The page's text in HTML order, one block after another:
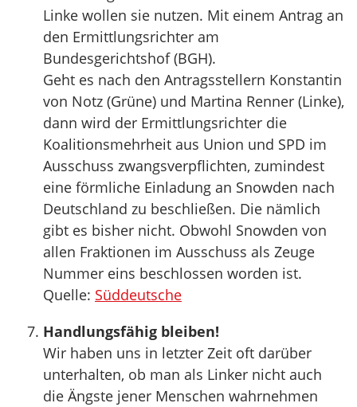
Linke wollen sie nutzen. Mit einem Antrag an
den Ermittlungsrichter am
Bundesgerichtshof (BGH).
Geht es nach den Antragsstellern Konstantin
von Notz (Grüne) und Martina Renner (Linke),
dann wird der Ermittlungsrichter die
Koalitionsmehrheit aus Union und SPD im
Ausschuss zwangsverpflichten, zumindest
eine förmliche Einladung an Snowden nach
Deutschland zu beschließen. Die nämlich
gibt es bisher nicht. Obwohl Snowden von
allen Fraktionen im Ausschuss als Zeuge
Nummer eins beschlossen worden ist.
Quelle: Süddeutsche
Handlungsfähig bleiben!
Wir haben uns in letzter Zeit oft darüber
unterhalten, ob man als Linker nicht auch
die Ängste jener Menschen wahrnehmen